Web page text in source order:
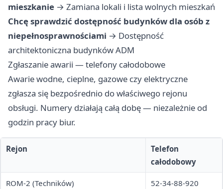
mieszkanie → Zamiana lokali i lista wolnych mieszkań
Chcę sprawdzić dostępność budynków dla osób z
niepełnosprawnościami → Dostępność
architektoniczna budynków ADM
Zgłaszanie awarii — telefony całodobowe
Awarie wodne, cieplne, gazowe czy elektryczne
zgłasza się bezpośrednio do właściwego rejonu
obsługi. Numery działają całą dobę — niezależnie od
godzin pracy biur.
Rejon
Telefon
całodobowy
ROM-2 (Techników) 52-34-88-920